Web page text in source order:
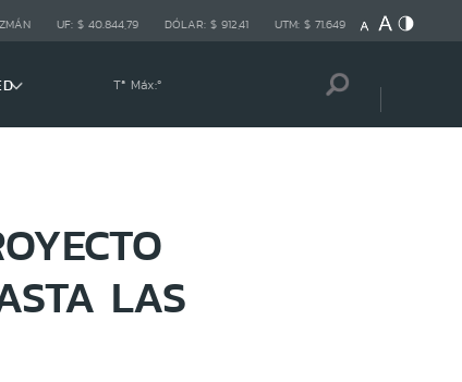
UF: $ 40.844,79 DÓLAR: $ 912,41 UTM: $ 71.649
Tª Máx:º
LAS